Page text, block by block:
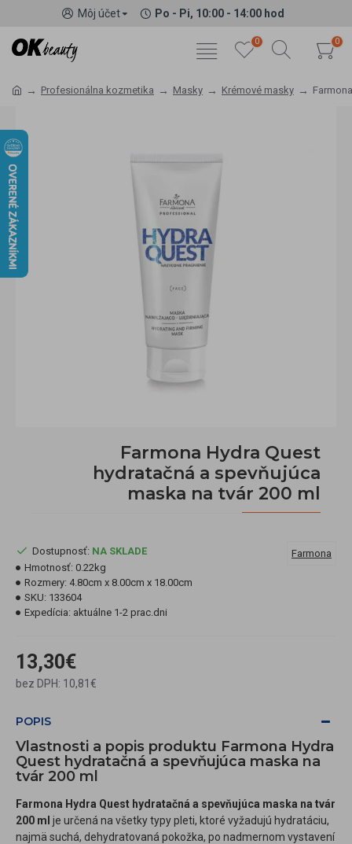
Môj účet Po - Pi, 10:00 - 14:00 hod
0 0
Profesionálna kozmetika Masky Krémové masky
Farmona Hydra Quest
hydratačná a spevňujúca
maska na tvár 200 ml
13,30€
bez DPH: 10,81€
Dostupnosť: NA SKLADE
Hmotnosť: 0.22kg
Rozmery: 4.80cm x 8.00cm x 18.00cm
SKU: 133604
Expedícia: aktuálne 1-2 prac.dni
Farmona
POPIS
Vlastnosti a popis produktu Farmona Hydra
Quest hydratačná a spevňujúca maska na
tvár 200 ml
Farmona Hydra Quest hydratačná a spevňujúca maska na tvár
200 ml je určená na všetky typy pleti, ktoré vyžadujú hydratáciu,
najmä suchá, dehydratovaná pokožka, po nadmernom vystavení